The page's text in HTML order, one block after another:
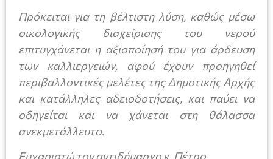
Πρόκειται για τη βέλτιστη λύση, καθώς μέσω
οικολογικής διαχείρισης του νερού
επιτυγχάνεται η αξιοποίησή του για άρδευση
των καλλιεργειών, αφού έχουν προηγηθεί
περιβαλλοντικές μελέτες της Δημοτικής Αρχής
και κατάλληλες αδειοδοτήσεις, και παύει να
οδηγείται και να χάνεται στη θάλασσα
ανεκμετάλλευτο.
Ευχαριστώ τον αντιδήμαρχο κ. Πέτρο